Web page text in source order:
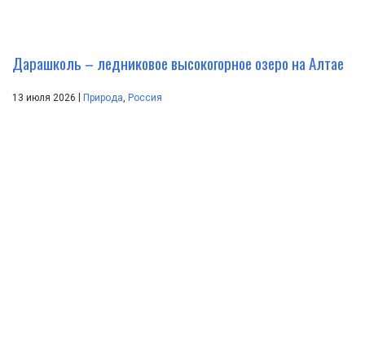
Дарашколь – ледниковое высокогорное озеро на Алтае
13 июля 2026 Природа, Россия